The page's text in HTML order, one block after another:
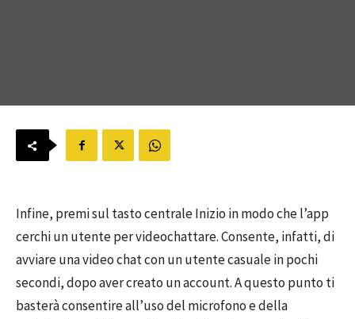
Infine, premi sul tasto centrale Inizio in modo che l’app
cerchi un utente per videochattare. Consente, infatti, di
avviare una video chat con un utente casuale in pochi
secondi, dopo aver creato un account. A questo punto ti
basterà consentire all’uso del microfono e della